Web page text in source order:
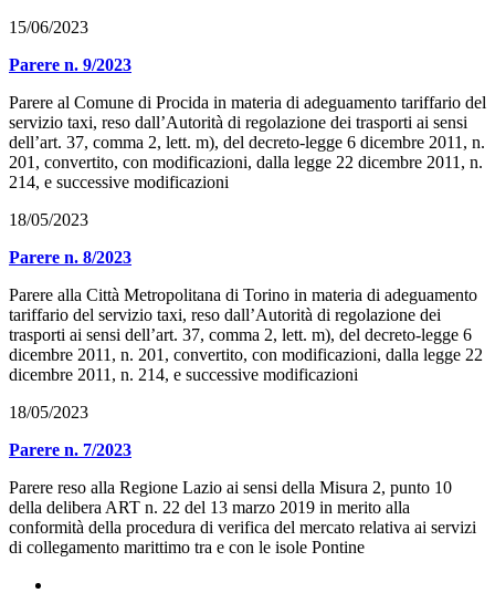
15/06/2023
Parere n. 9/2023
Parere al Comune di Procida in materia di adeguamento tariffario del
servizio taxi, reso dall’Autorità di regolazione dei trasporti ai sensi
dell’art. 37, comma 2, lett. m), del decreto-legge 6 dicembre 2011, n.
201, convertito, con modificazioni, dalla legge 22 dicembre 2011, n.
214, e successive modificazioni
18/05/2023
Parere n. 8/2023
Parere alla Città Metropolitana di Torino in materia di adeguamento
tariffario del servizio taxi, reso dall’Autorità di regolazione dei
trasporti ai sensi dell’art. 37, comma 2, lett. m), del decreto-legge 6
dicembre 2011, n. 201, convertito, con modificazioni, dalla legge 22
dicembre 2011, n. 214, e successive modificazioni
18/05/2023
Parere n. 7/2023
Parere reso alla Regione Lazio ai sensi della Misura 2, punto 10
della delibera ART n. 22 del 13 marzo 2019 in merito alla
conformità della procedura di verifica del mercato relativa ai servizi
di collegamento marittimo tra e con le isole Pontine